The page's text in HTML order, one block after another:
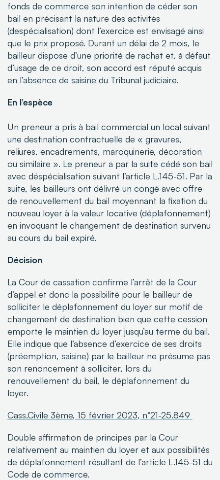
fonds de commerce son intention de céder son
bail en précisant la nature des activités
(despécialisation) dont l’exercice est envisagé ainsi
que le prix proposé. Durant un délai de 2 mois, le
bailleur dispose d’une priorité de rachat et, à défaut
d’usage de ce droit, son accord est réputé acquis
en l’absence de saisine du Tribunal judiciaire.
En l’espèce
Un preneur a pris à bail commercial un local suivant
une destination contractuelle de « gravures,
reliures, encadrements, maroquinerie, décoration
ou similaire ». Le preneur a par la suite cédé son bail
avec déspécialisation suivant l’article L.145-51. Par la
suite, les bailleurs ont délivré un congé avec offre
de renouvellement du bail moyennant la fixation du
nouveau loyer à la valeur locative (déplafonnement)
en invoquant le changement de destination survenu
au cours du bail expiré.
Décision
La Cour de cassation confirme l’arrêt de la Cour
d’appel et donc la possibilité pour le bailleur de
solliciter le déplafonnement du loyer sur motif de
changement de destination bien que cette cession
emporte le maintien du loyer jusqu’au terme du bail.
Elle indique que l’absence d’exercice de ses droits
(préemption, saisine) par le bailleur ne présume pas
son renoncement à solliciter, lors du
renouvellement du bail, le déplafonnement du
loyer.
Cass.Civile 3ème, 15 février 2023, n°21-25.849 ​
Double affirmation de principes par la Cour
relativement au maintien du loyer et aux possibilités
de déplafonnement résultant de l’article L.145-51 du
Code de commerce.